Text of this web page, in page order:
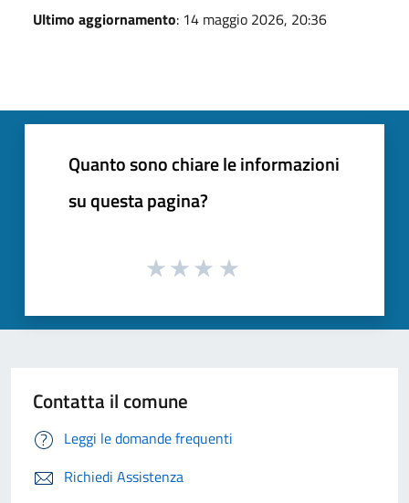
Ultimo aggiornamento: 14 maggio 2026, 20:36
Quanto sono chiare le informazioni
su questa pagina?
Contatta il comune
Leggi le domande frequenti
Richiedi Assistenza